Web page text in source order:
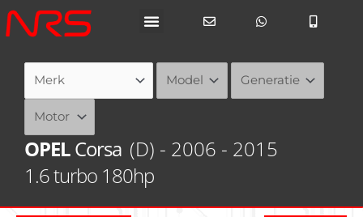
Ga
naar
OPELCorsa (D) - 2006 - 2015
1.6 turbo 180hp